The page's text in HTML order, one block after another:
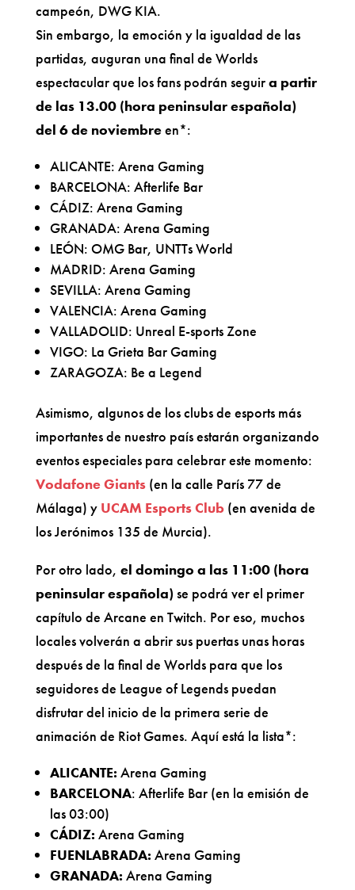
campeón, DWG KIA.
Sin embargo, la emoción y la igualdad de las
partidas, auguran una final de Worlds
espectacular que los fans podrán seguira partir
de las 13.00 (hora peninsular española)
del 6 de noviembreen*:
ALICANTE: Arena Gaming
BARCELONA: Afterlife Bar
CÁDIZ: Arena Gaming
GRANADA: Arena Gaming
LEÓN: OMG Bar, UNTTs World
MADRID: Arena Gaming
SEVILLA: Arena Gaming
VALENCIA: Arena Gaming
VALLADOLID: Unreal E-sports Zone
VIGO: La Grieta Bar Gaming
ZARAGOZA: Be a Legend
Asimismo, algunos de los clubs de esports más
importantes de nuestro país estarán organizando
eventos especiales para celebrar este momento:
Vodafone Giants(en la calle París 77 de
Málaga) y UCAM Esports Club(en avenida de
los Jerónimos 135 de Murcia).
Por otro lado, el domingo a las 11:00 (hora
peninsular española) se podrá ver el primer
capítulo de Arcane en Twitch. Por eso, muchos
locales volverán a abrir sus puertas unas horas
después de la final de Worlds para que los
seguidores de League of Legends puedan
disfrutar del inicio de la primera serie de
animación de Riot Games. Aquí está la lista*:
ALICANTE: Arena Gaming
BARCELONA: Afterlife Bar (en la emisión de
las 03:00)
CÁDIZ: Arena Gaming
FUENLABRADA: Arena Gaming
GRANADA: Arena Gaming